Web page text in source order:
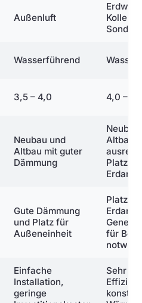
Außenluft
Sonden)
Wasserführend
3,5 – 4,0 4,0 –
Neubau und
Altbau mit guter
Dämmung
Neubau
Altbau
Platz für
Gute Dämmung
und Platz für
Außeneinheit
Platz für
für
Einfache
Installation,
geringe
Sehr